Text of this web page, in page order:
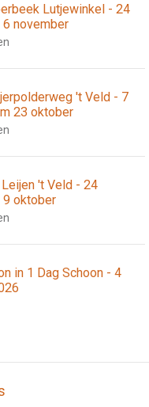
Lutjewinkel - 24
november
't Veld - 7
23 oktober
't Veld - 24
oktober
in 1 Dag Schoon - 4